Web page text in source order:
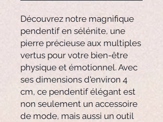
Découvrez notre magnifique
pendentif en sélénite, une
pierre précieuse aux multiples
vertus pour votre bien-être
physique et émotionnel. Avec
ses dimensions d'environ 4
cm, ce pendentif élégant est
non seulement un accessoire
de mode, mais aussi un outil